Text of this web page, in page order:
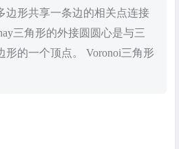
边形共享一条边的相关点连接
三角形的外接圆圆心是与三
形的一个顶点。 Voronoi三角形